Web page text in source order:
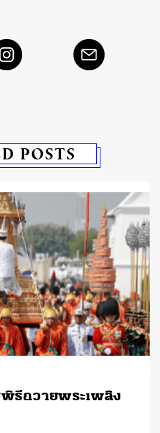
POSTS
ธีถวายพระเพลิง